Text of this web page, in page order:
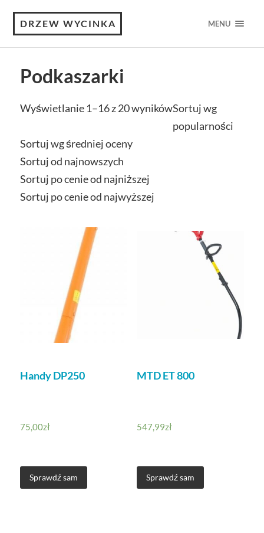
DRZEW WYCINKA MENU
Podkaszarki
Wyświetlanie 1–16 z 20 wynikówSortuj wg
popularności
Sortuj wg średniej oceny
Sortuj od najnowszych
Sortuj po cenie od najniższej
Sortuj po cenie od najwyższej
Handy DP250
75,00zł
Sprawdź sam
MTD ET 800
547,99zł
Sprawdź sam